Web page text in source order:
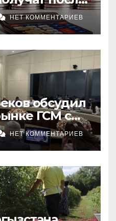
НЕТ КОММЕНТАРИЕВ
обсудил
ГСМ с
НЕТ КОММЕНТАРИЕВ